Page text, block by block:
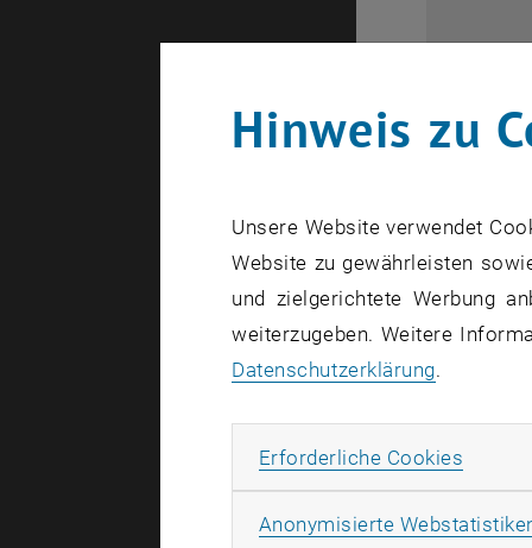
JULI
Hinweis zu
Unsere Website verwendet
Website zu gewährleisten
und zielgerichtete Werbung
weiterzugeben. Weitere
Datenschutzerklärung.
Erforderliche Cookies
Anonymisierte